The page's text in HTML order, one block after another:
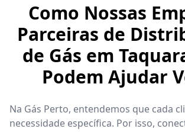
Como Nossas
Parceiras de
de Gás em
Podem Ajudar
Na Gás Perto, entendemos que cada
necessidade específica. Por isso,